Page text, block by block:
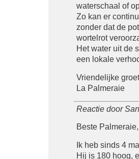
waterschaal of
Zo kan er
zonder dat de
wortelrot
Het water uit de
een lokale
Vriendelijke
La Palmeraie
Reactie door
Beste Palmeraie,
Ik heb sinds 4
Hij is 180 hoog,